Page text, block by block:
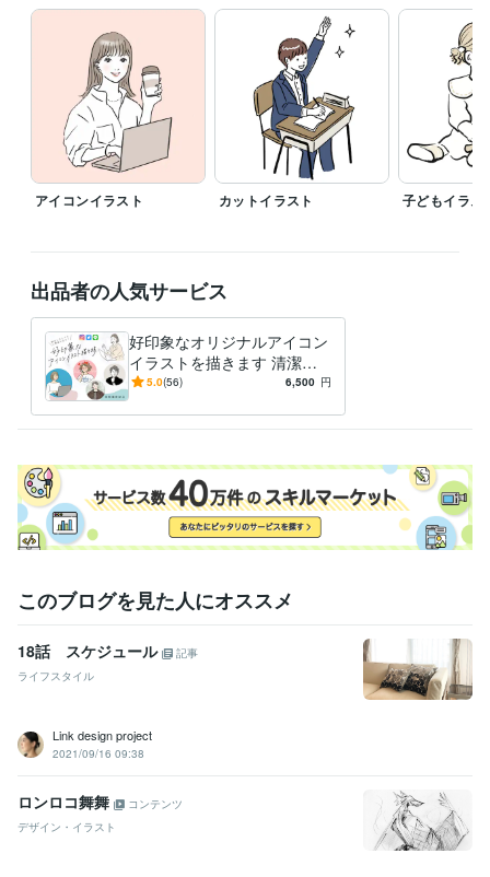
イラストレーター アイコン ナチュラル
アイコンイラスト カットイラスト 子どもイラス
出品者の人気サービス
好印象なオリジナルアイコン
イラストを描きます 清潔感
のある線画イラストをオーダ
5.0(56) 6,500 円
このブログを見た人にオススメ
18話 スケジュール
記事
ライフスタイル
Link design project
2021/09/16 09:38
ロンロコ舞舞
コンテンツ
デザイン・イラスト